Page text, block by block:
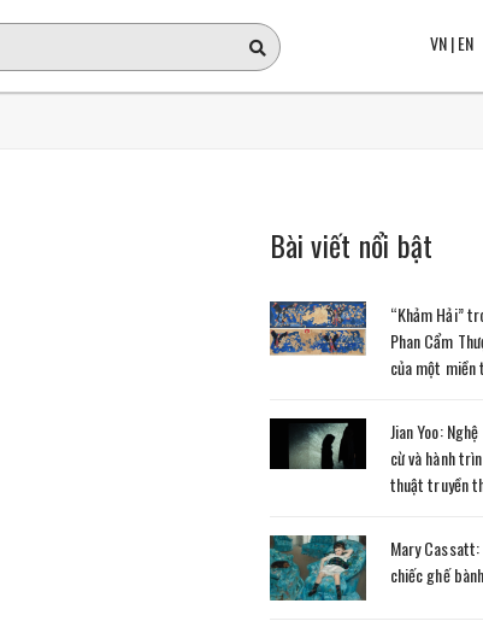
VN|EN
Bài viết nổi bật
“Khảm Hải”
Phan Cẩm
của một miền
Jian Yoo:
cừ và hành
thuật truyền
Mary
chiếc ghế